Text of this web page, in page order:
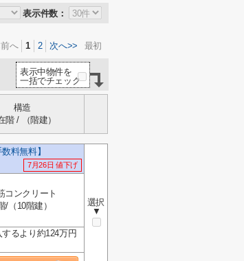
表示件数：
へ 1 2 次へ>> 最初
表示中物件を
一括でチェック
構造
階 / （階建）
料無料】
7月26日 値下げ
選択
▼
コンクリート
/（10階建）
るより約124万円